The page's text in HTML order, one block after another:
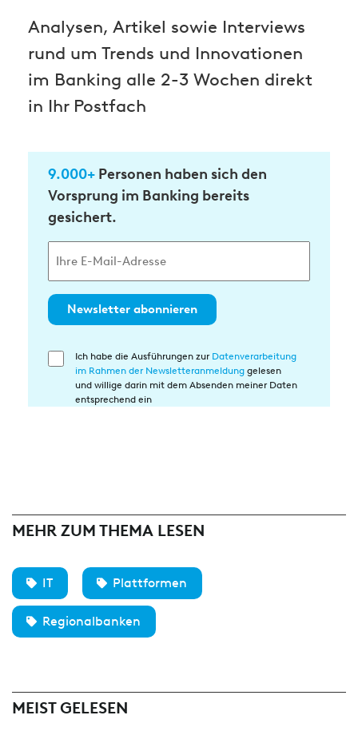
Analysen, Artikel sowie Interviews
rund um Trends und Innovationen
im Banking alle 2-3 Wochen direkt
in Ihr Postfach
9.000+ Personen haben sich den
Vorsprung im Banking bereits
gesichert.
Newsletter abonnieren
Einwilligung
Ich habe die Ausführungen zur Datenverarbeitung
im Rahmen der Newsletteranmeldung gelesen
und willige darin mit dem Absenden meiner Daten
entsprechend ein
MEHR ZUM THEMA LESEN
IT Plattformen
Regionalbanken
MEIST GELESEN